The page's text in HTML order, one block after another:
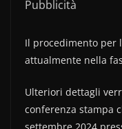
Pubblicità
Il procedimento per
attualmente nella
Ulteriori dettagli
conferenza stampa